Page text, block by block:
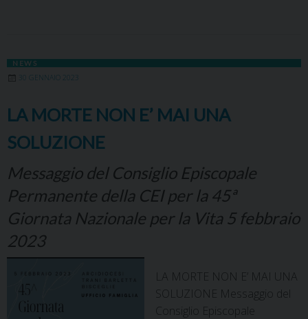
NEWS
30 GENNAIO 2023
LA MORTE NON E’ MAI UNA
SOLUZIONE
Messaggio del Consiglio Episcopale
Permanente della CEI per la 45ª
Giornata Nazionale per la Vita 5 febbraio
2023
LA MORTE NON E’ MAI UNA
SOLUZIONE Messaggio del
Consiglio Episcopale